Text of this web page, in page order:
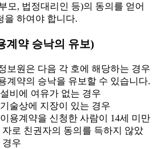
모, 법정대리인 등)의 동의를 얻어
을 하여야 합니다.
계약 승낙의 유보)
보원은 다음 각 호에 해당하는 경우
계약의 승낙을 유보할 수 있습니다.
비에 여유가 없는 경우
술상에 지장이 있는 경우
용계약을 신청한 사람이 14세 미만
자로 친권자의 동의를 득하지 않았
경우